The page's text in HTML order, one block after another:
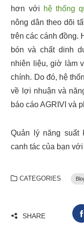
hơn với hệ thống
nông dân theo dõi
trên các cánh đồng.
bón và chất dinh
nhiên liệu, giờ làm
chính. Do đó, hệ
về lợi nhuận và
báo cáo AGRIVI và
Quản lý năng suất
canh tác của bạn
CATEGORIES
SHARE